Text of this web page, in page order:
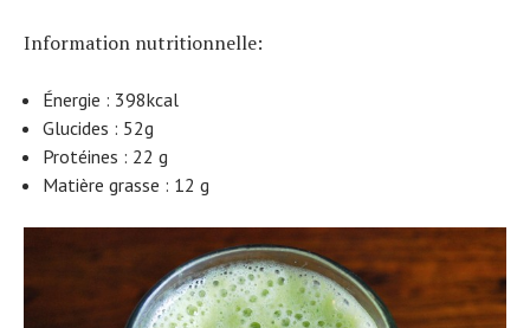
Information nutritionnelle:
Énergie : 398kcal
Glucides : 52g
Protéines : 22 g
Matière grasse : 12 g